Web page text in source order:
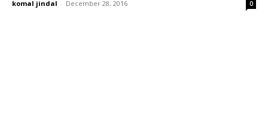
komal jindal - December 28, 2016 0